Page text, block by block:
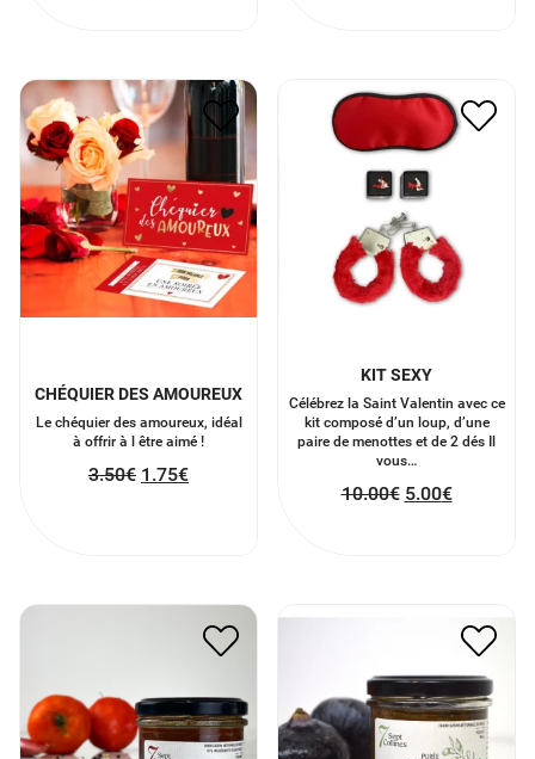
AMOUREUX
3.50€ 1.75 €
CHÉQUIER DES AMOUREUX
Le chéquier des amoureux, idéal
à offrir à l être aimé !
3.50€ 1.75€
10.00€ 5.00€
KIT SEXY
Célébrez la Saint Valentin avec ce
kit composé d’un loup, d’une
paire de menottes et de 2 dés Il
vous…
10.00€ 5.00€
RÔTIES